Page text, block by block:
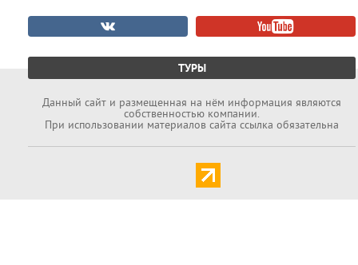
ТУРЫ
Данный cайт и размещенная на нём информация являются
собственностью компании.
При использовании материалов сайта ссылка обязательна